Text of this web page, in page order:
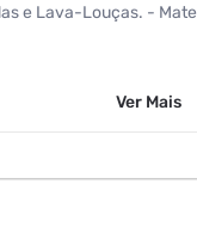
e Lava-Louças. -
Ver Mais